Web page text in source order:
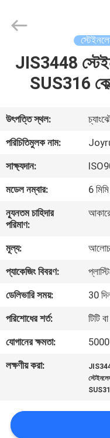
বাড়ি
আমাদের
সম্পর্কে
কারখানা
ভ্রমণ
মান
নিয়ন্ত্রণ
যোগাযোগ
করুন
উদ্ধৃতির
আবেদন
Tube
JIS3448
SUS316
উৎপত্তি স্থল:
পরিচিতিমুলক নাম:
সাক্ষ্যদান:
মডেল নম্বার:
6
ন্যূনতম চাহিদার
পরিমাণ:
মূল্য:
প্যাকেজিং বিবরণ:
ডেলিভারি সময়:
30
পরিশোধের শর্ত:
টিটি
যোগানের ক্ষমতা:
লক্ষণীয় করা: